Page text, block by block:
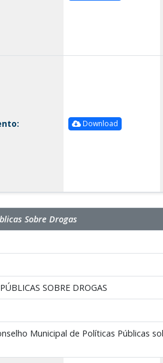
Download
Sobre Drogas
SOBRE DROGAS
Municipal de Políticas Públicas